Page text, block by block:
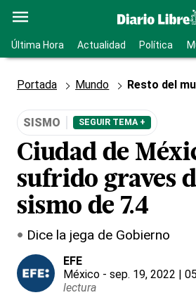
Última Hora Actualidad Política
Portada Mundo Resto del
SISMO SEGUIR TEMA +
Ciudad de
sufrido graves
sismo de 7.4
Dice la jega de Gobierno
EFE
México - sep. 19, 2022 |
lectura